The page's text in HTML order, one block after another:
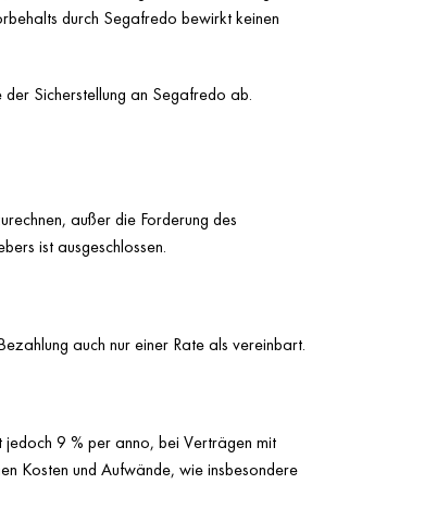
durch Segafredo bewirkt keinen
Sicherstellung an Segafredo ab.
außer die Forderung des
ist ausgeschlossen.
auch nur einer Rate als vereinbart.
jedoch 9 % per anno, bei Verträgen mit
Kosten und Aufwände, wie insbesondere